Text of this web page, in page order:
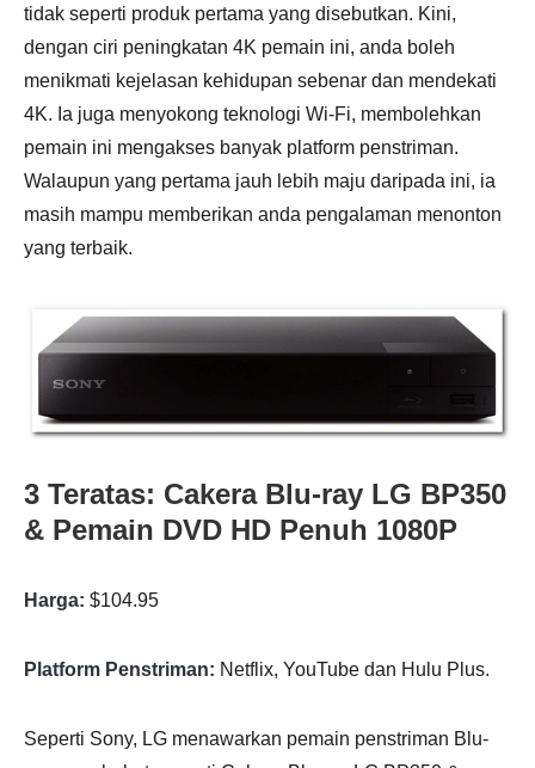
tidak seperti produk pertama yang disebutkan. Kini,
dengan ciri peningkatan 4K pemain ini, anda boleh
menikmati kejelasan kehidupan sebenar dan mendekati
4K. Ia juga menyokong teknologi Wi-Fi, membolehkan
pemain ini mengakses banyak platform penstriman.
Walaupun yang pertama jauh lebih maju daripada ini, ia
masih mampu memberikan anda pengalaman menonton
yang terbaik.
3 Teratas: Cakera Blu-ray LG BP350
& Pemain DVD HD Penuh 1080P
Harga: $104.95
Platform Penstriman: Netflix, YouTube dan Hulu Plus.
Seperti Sony, LG menawarkan pemain penstriman Blu-